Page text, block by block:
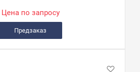
Цена по запросу
Предзаказ